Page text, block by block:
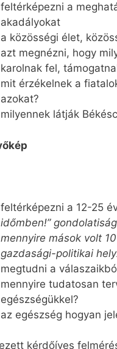
feltérképezni a
akadályokat
a közösségi élet,
azt megnézni, hogy
karolnak fel,
mit érzékelnek a
azokat?
milyennek látják
feltérképezni a 12-25
időmben!”
mennyire mások volt
gazdasági-politikai
megtudni a
mennyire tudatosan
egészségükkel?
az egészség hogyan
kérdőíves